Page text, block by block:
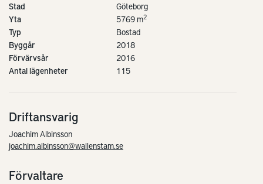
Stad
Göteborg
Yta
5769 m2
Typ
Bostad
Byggår
2018
Förvärvsår
2016
Antal lägenheter
115
Driftansvarig
Joachim Albinsson
joachim.albinsson@wallenstam.se
Förvaltare